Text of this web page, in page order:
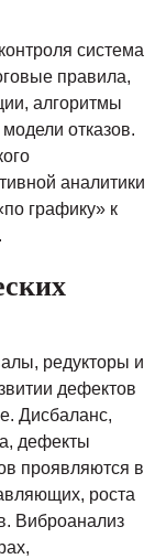
система
правила,
алгоритмы
отказов.
аналитики
графику» к
редукторы и
дефектов
Дисбаланс,
дефекты
проявляются в
роста
Виброанализ